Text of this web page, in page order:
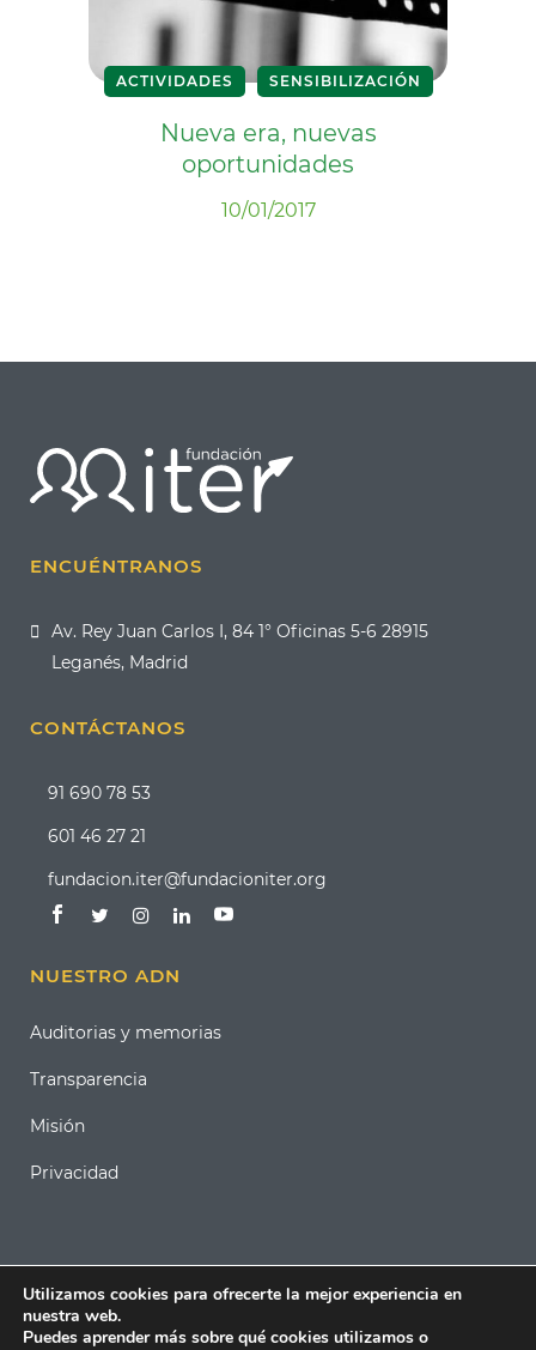
ACTIVIDADES SENSIBILIZACIÓN
Nueva era, nuevas
oportunidades
10/01/2017
ENCUÉNTRANOS
Av. Rey Juan Carlos I, 84 1° Oficinas 5-6 28915
Leganés, Madrid
CONTÁCTANOS
91 690 78 53
601 46 27 21
fundacion.iter@fundacioniter.org
NUESTRO ADN
Auditorias y memorias
Transparencia
Misión
Privacidad
Utilizamos cookies para ofrecerte la mejor experiencia en
nuestra web.
Puedes aprender más sobre qué cookies utilizamos o